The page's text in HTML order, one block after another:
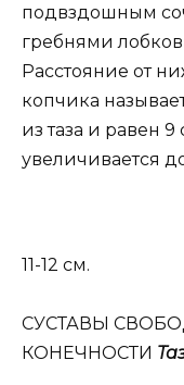
подвздошным
гребнями
Расстояние от
копчика
из таза и равен
увеличивается
11-12 см.
СУСТАВЫ
КОНЕЧНОСТИ